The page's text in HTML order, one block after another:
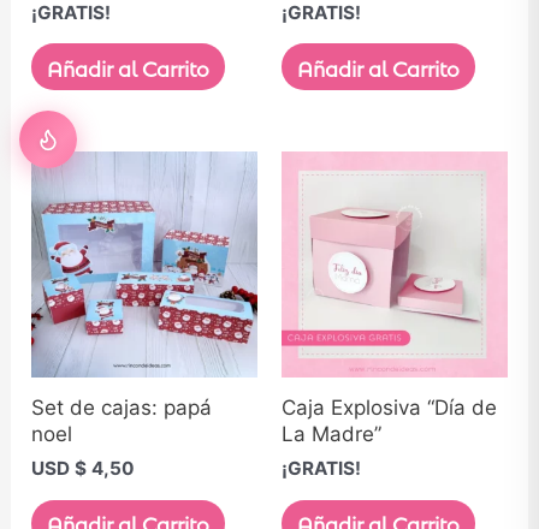
¡GRATIS!
Añadir al Carrito
¡GRATIS!
Añadir al Carrito
Set de cajas: papá
noel
USD $4,50
Añadir al Carrito
Caja Explosiva “Día de
La Madre”
¡GRATIS!
Añadir al Carrito